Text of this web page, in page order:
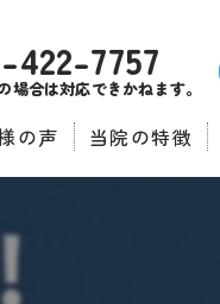
422-7757
場合は対応できかねます。
の声 当院の特徴